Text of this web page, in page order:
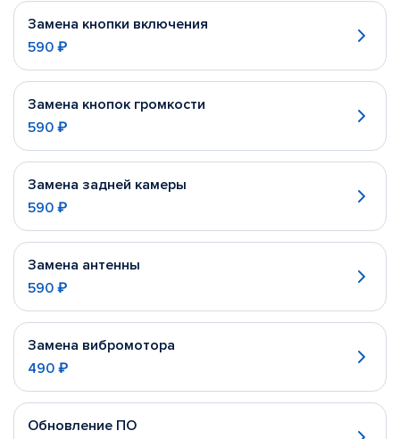
Замена кнопки включения
590 ₽
Замена кнопок громкости
590 ₽
Замена задней камеры
590 ₽
Замена антенны
590 ₽
Замена вибромотора
490 ₽
Обновление ПО